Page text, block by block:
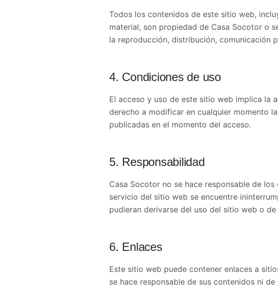
Todos los contenidos de este sitio web,
material, son propiedad de Casa Socotor o
la reproducción, distribución, comunicación
4. Condiciones de uso
El acceso y uso de este sitio web implica la
derecho a modificar en cualquier momento
publicadas en el momento del acceso.
5. Responsabilidad
Casa Socotor no se hace responsable de
servicio del sitio web se encuentre
pudieran derivarse del uso del sitio web o
6. Enlaces
Este sitio web puede contener enlaces a
se hace responsable de sus contenidos ni